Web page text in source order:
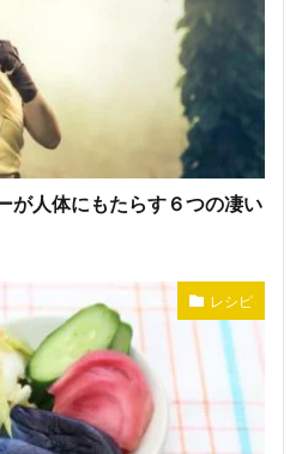
が人体にもたらす６つの凄い
レシピ